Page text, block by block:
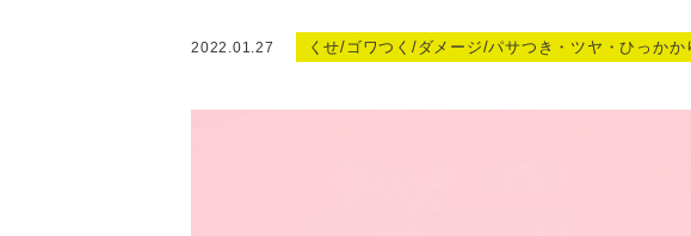
2022.01.27 くせ/ゴワつく/ダメージ/パサつき・ツヤ・ひっか